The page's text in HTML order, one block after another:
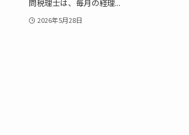
問税理士は、毎月の経理...
2026年5月28日